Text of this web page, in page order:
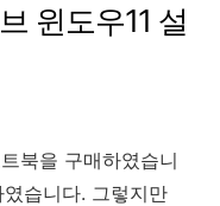
윈도우11 설
북을 구매하였습니
습니다. 그렇지만